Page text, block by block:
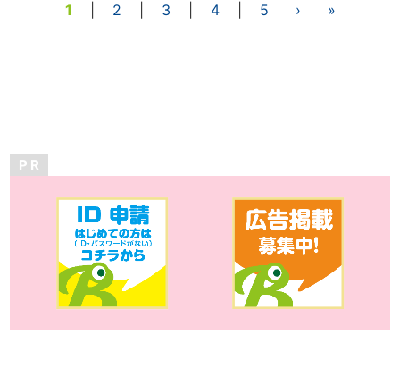
1
2 3 4| 5 › »
P R